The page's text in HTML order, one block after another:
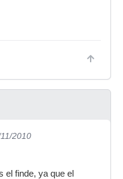
2010
el finde, ya que el